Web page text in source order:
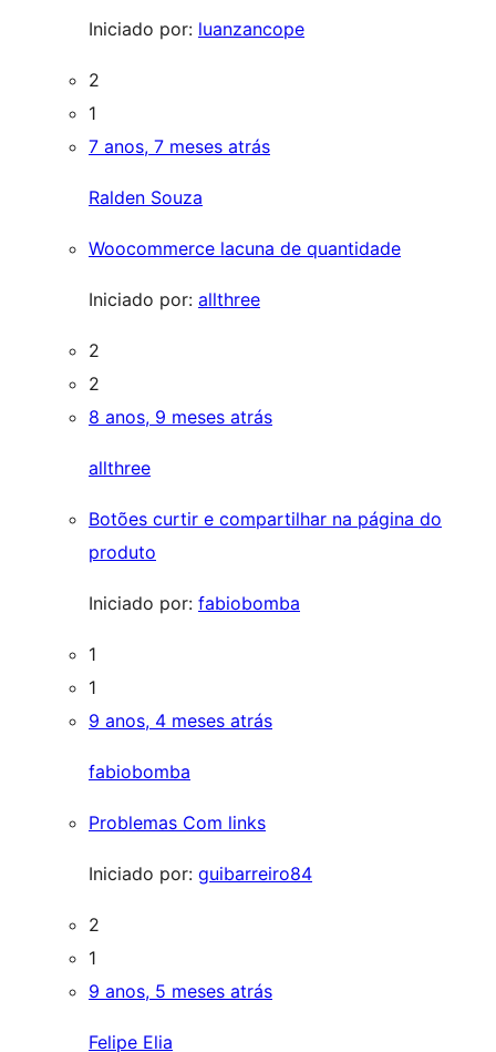
Iniciado por: luanzancope
2
1
7 anos, 7 meses atrás
Ralden Souza
Woocommerce lacuna de quantidade
Iniciado por: allthree
2
2
8 anos, 9 meses atrás
allthree
Botões curtir e compartilhar na página do
produto
Iniciado por: fabiobomba
1
1
9 anos, 4 meses atrás
fabiobomba
Problemas Com links
Iniciado por: guibarreiro84
2
1
9 anos, 5 meses atrás
Felipe Elia